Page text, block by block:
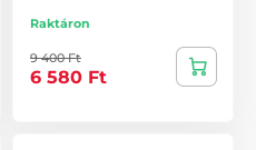
Raktáron
9 400 Ft
6 580 Ft